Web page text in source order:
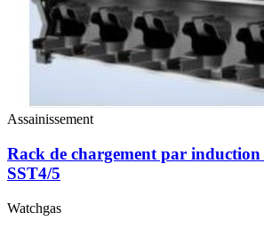
Assainissement
Rack de chargement par induction
SST4/5
Watchgas